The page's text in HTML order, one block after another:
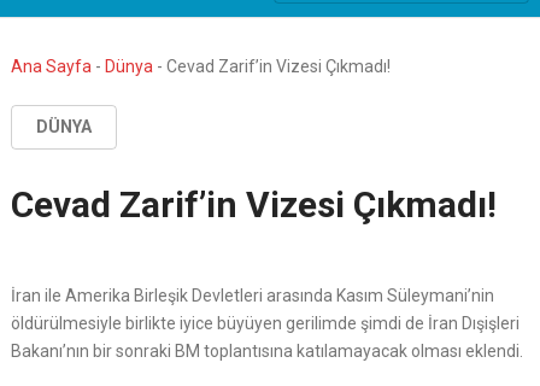
Ana Sayfa - Dünya - Cevad Zarif’in Vizesi Çıkmadı!
DÜNYA
Cevad Zarif’in Vizesi Çıkmadı!
İran ile Amerika Birleşik Devletleri arasında Kasım Süleymani’nin
öldürülmesiyle birlikte iyice büyüyen gerilimde şimdi de İran Dışişleri
Bakanı’nın bir sonraki BM toplantısına katılamayacak olması eklendi.